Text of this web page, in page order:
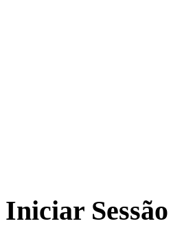
Iniciar Sessão